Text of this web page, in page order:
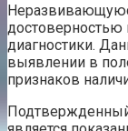
диагностики.
выявлении в
признаков